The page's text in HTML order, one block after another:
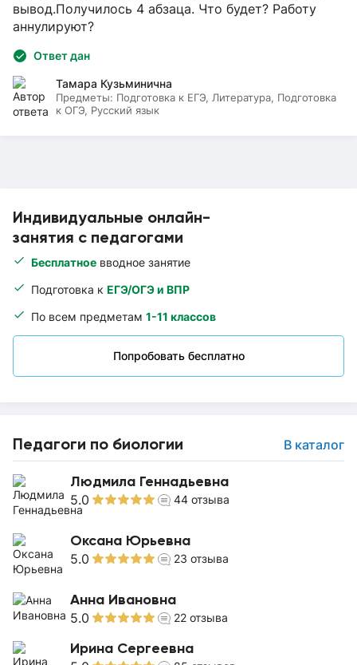
Индивидуальные онлайн-
занятия с педагогами
Бесплатное вводное занятие
Подготовка к ЕГЭ/ОГЭ и ВПР
По всем предметам 1-11 классов
Попробовать бесплатно
Педагоги по биологии В каталог
Людмила Геннадьевна
5.0 44 отзыва
Оксана Юрьевна
5.0 23 отзыва
Анна Ивановна
5.0 22 отзыва
Ирина Сергеевна
вывод.Получилось 4 абзаца. Что будет? Работу
аннулируют?
Ответ дан
Тамара Кузьминична
Предметы: Подготовка к ЕГЭ, Литература, Подготовка
к ОГЭ, Русский язык